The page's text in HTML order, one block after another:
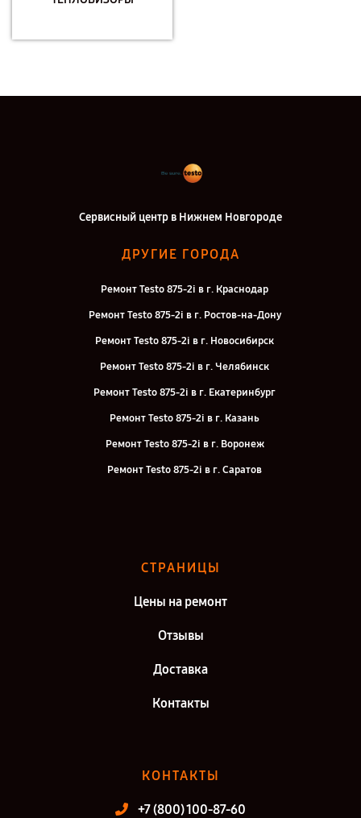
Сервисный центр в Нижнем Новгороде
ДРУГИЕ ГОРОДА
Ремонт Testo 875-2i в г. Краснодар
Ремонт Testo 875-2i в г. Ростов-на-Дону
Ремонт Testo 875-2i в г. Новосибирск
Ремонт Testo 875-2i в г. Челябинск
Ремонт Testo 875-2i в г. Екатеринбург
Ремонт Testo 875-2i в г. Казань
Ремонт Testo 875-2i в г. Воронеж
Ремонт Testo 875-2i в г. Саратов
Ремонт Testo 875-2i в г. Санкт-Петербург
СТРАНИЦЫ
Цены на ремонт
Отзывы
Доставка
Контакты
КОНТАКТЫ
+7 (800) 100-87-60